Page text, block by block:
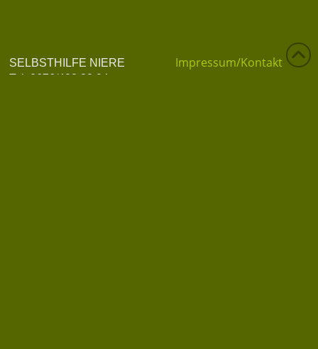
SELBSTHILFE NIERE
Tel. 0676/402 83 04
Impressum/Kontakt